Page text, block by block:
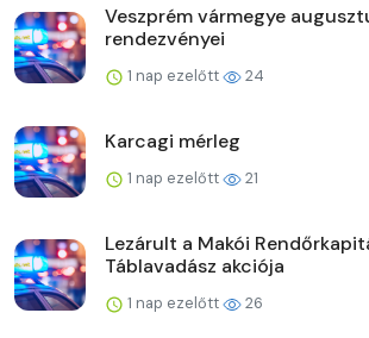
Veszprém vármegye
rendezvényei
1 nap ezelőtt 24
Karcagi mérleg
1 nap ezelőtt 21
Lezárult a Makói
Táblavadász akciója
1 nap ezelőtt 26